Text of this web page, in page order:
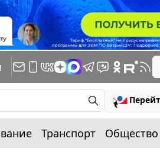
Транспорт Общество